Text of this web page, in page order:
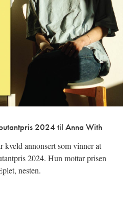
2024 til Anna With
kveld annonsert som vinner at
2024. Hun mottar prisen
nesten.